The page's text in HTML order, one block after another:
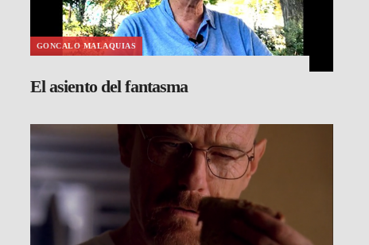
GONCALO MALAQUIAS
El asiento del fantasma